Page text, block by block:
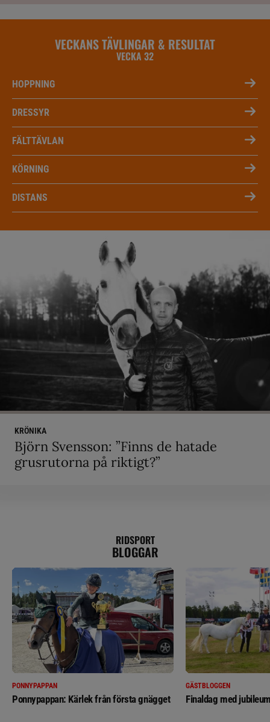
VECKANS TÄVLINGAR & RESULTAT
VECKA 32
HOPPNING
DRESSYR
FÄLTTÄVLAN
KÖRNING
DISTANS
KRÖNIKA
Björn Svensson: ”Finns de hatade
grusrutorna på riktigt?”
RIDSPORT
BLOGGAR
PONNYPAPPAN
Ponnypappan: Kärlek från första gnägget
GÄSTBLOGGEN
Finaldag med